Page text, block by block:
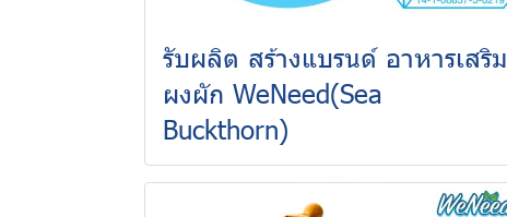
รับผลิต สร้างแบรนด์ อาหารเสริม
ผงผัก WeNeed(Sea
Buckthorn)